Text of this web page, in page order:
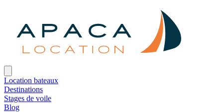
Location bateaux
Destinations
Stages de voile
Blog